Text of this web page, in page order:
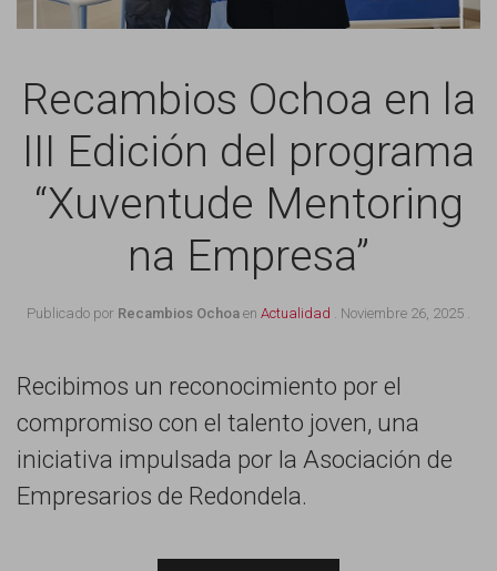
Recambios Ochoa en la
III Edición del programa
“Xuventude Mentoring
na Empresa”
Publicado por Recambios Ochoa en Actualidad . Noviembre 26, 2025 .
Recibimos un reconocimiento por el
compromiso con el talento joven, una
iniciativa impulsada por la Asociación de
Empresarios de Redondela.